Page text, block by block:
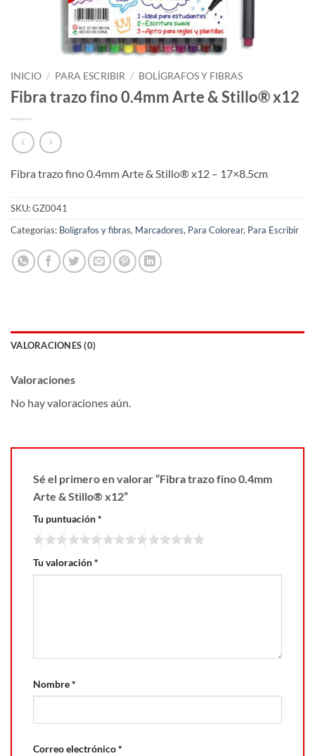
INICIO / PARA ESCRIBIR / BOLÍGRAFOS Y FIBRAS
Fibra trazo fino 0.4mm Arte & Stillo® x12
Fibra trazo fino 0.4mm Arte & Stillo® x12 – 17×8.5cm
SKU:GZ0041
Categorías: Bolígrafos y fibras, Marcadores, Para Colorear, Para Escribir
VALORACIONES (0)
Valoraciones
No hay valoraciones aún.
Sé el primero en valorar “Fibra trazo fino 0.4mm
Arte & Stillo® x12”
Tu puntuación*
Tu valoración*
Nombre*
Correo electrónico*